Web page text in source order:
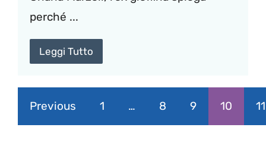
perché ...
Leggi Tutto
Previous 1 … 8 9 10 11